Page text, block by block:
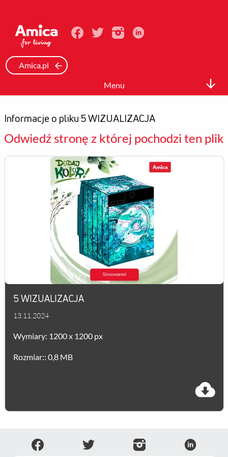
Amica.pl
Menu
Wideo
Mediateka
Kontakt
Informacje o pliku 5 WIZUALIZACJA
Odwiedź stronę z której pochodzi ten plik
5 WIZUALIZACJA
13.11.2024
Wymiary: 1200 x 1200 px
Rozmiar:: 0,8 MB